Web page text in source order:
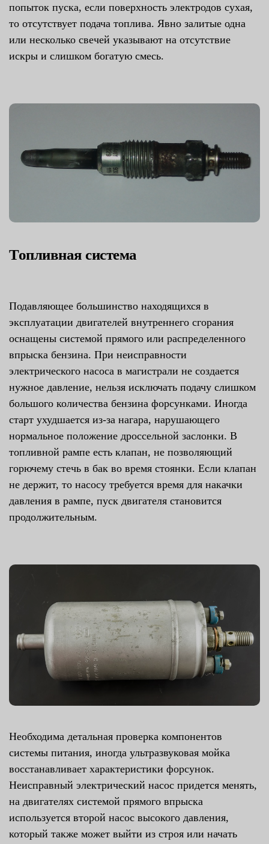
попыток пуска, если поверхность электродов сухая,
то отсутствует подача топлива. Явно залитые одна
или несколько свечей указывают на отсутствие
искры и слишком богатую смесь.
Топливная система
Подавляющее большинство находящихся в
эксплуатации двигателей внутреннего сгорания
оснащены системой прямого или распределенного
впрыска бензина. При неисправности
электрического насоса в магистрали не создается
нужное давление, нельзя исключать подачу слишком
большого количества бензина форсунками. Иногда
старт ухудшается из-за нагара, нарушающего
нормальное положение дроссельной заслонки. В
топливной рампе есть клапан, не позволяющий
горючему стечь в бак во время стоянки. Если клапан
не держит, то насосу требуется время для накачки
давления в рампе, пуск двигателя становится
продолжительным.
Необходима детальная проверка компонентов
системы питания, иногда ультразвуковая мойка
восстанавливает характеристики форсунок.
Неисправный электрический насос придется менять,
на двигателях системой прямого впрыска
используется второй насос высокого давления,
который также может выйти из строя или начать